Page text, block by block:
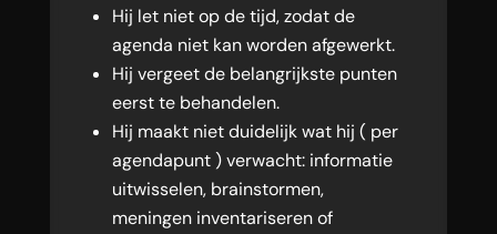
Hij let niet op de tijd, zodat de
agenda niet kan worden afgewerkt.
Hij vergeet de belangrijkste punten
eerst te behandelen.
Hij maakt niet duidelijk wat hij ( per
agendapunt ) verwacht: informatie
uitwisselen, brainstormen,
meningen inventariseren of